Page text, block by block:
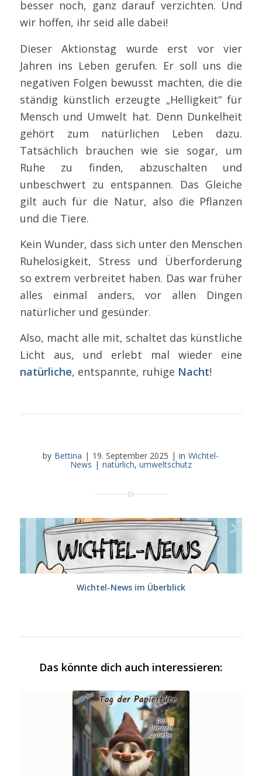
besser noch, ganz darauf verzichten. Und
wir hoffen, ihr seid alle dabei!
Dieser Aktionstag wurde erst vor vier
Jahren ins Leben gerufen. Er soll uns die
negativen Folgen bewusst machten, die die
ständig künstlich erzeugte „Helligkeit“ für
Mensch und Umwelt hat. Denn Dunkelheit
gehört zum natürlichen Leben dazu.
Tatsächlich brauchen wie sie sogar, um
Ruhe zu finden, abzuschalten und
unbeschwert zu entspannen. Das Gleiche
gilt auch für die Natur, also die Pflanzen
und die Tiere.
Kein Wunder, dass sich unter den Menschen
Ruhelosigkeit, Stress und Überforderung
so extrem verbreitet haben. Das war früher
alles einmal anders, vor allen Dingen
natürlicher und gesünder.
Also, macht alle mit, schaltet das künstliche
Licht aus, und erlebt mal wieder eine
natürliche, entspannte, ruhige Nacht!
by Bettina | 19. September 2025 | in Wichtel-
News | natürlich, umweltschutz
Wichtel-News im Überblick
Das könnte dich auch interessieren: